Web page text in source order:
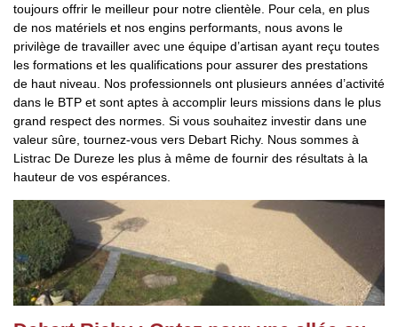
toujours offrir le meilleur pour notre clientèle. Pour cela, en plus
de nos matériels et nos engins performants, nous avons le
privilège de travailler avec une équipe d’artisan ayant reçu toutes
les formations et les qualifications pour assurer des prestations
de haut niveau. Nos professionnels ont plusieurs années d’activité
dans le BTP et sont aptes à accomplir leurs missions dans le plus
grand respect des normes. Si vous souhaitez investir dans une
valeur sûre, tournez-vous vers Debart Richy. Nous sommes à
Listrac De Dureze les plus à même de fournir des résultats à la
hauteur de vos espérances.